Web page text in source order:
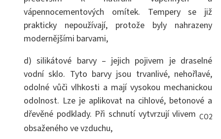
vápennocementových omítek. Tempery se již
prakticky nepoužívají, protože byly nahrazeny
modernějšími barvami,
d) silikátové barvy – jejich pojivem je draselné
vodní sklo. Tyto barvy jsou trvanlivé, nehořlavé,
odolné vůči vlhkosti a mají vysokou mechanickou
odolnost. Lze je aplikovat na cihlové, betonové a
dřevěné podklady. Při schnutí vytvrzují vlivemCO2
obsaženého ve vzduchu,